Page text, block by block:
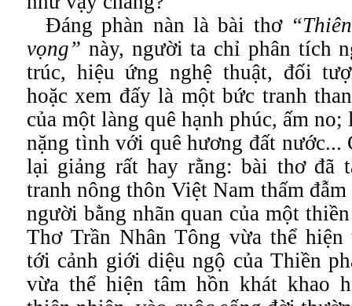
Đáng phàn nàn là bài thơ
vọng” này, người ta chỉ phân tích
trúc, hiệu ứng nghệ thuật, đối
hoặc xem đấy là một bức tranh
của một làng quê hạnh phúc, ấm no;
nặng tình với quê hương đất nước...
lại giảng rất hay rằng: bài thơ đã
tranh nông thôn Việt Nam thấm
người bằng nhãn quan của một
Thơ Trần Nhân Tông vừa thể hiện
tới cảnh giới diệu ngộ của Thiền
vừa thể hiện tâm hồn khát khao